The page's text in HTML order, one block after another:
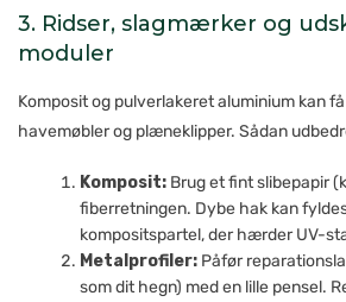
3. Ridser, slagmærker og
moduler
Komposit og pulverlakeret aluminium kan
havemøbler og plæneklipper. Sådan
Komposit: Brug et fint slibepapir
fiberretningen. Dybe hak kan
kompositspartel, der hærder UV-
Metalprofiler: Påfør
som dit hegn) med en lille pensel.